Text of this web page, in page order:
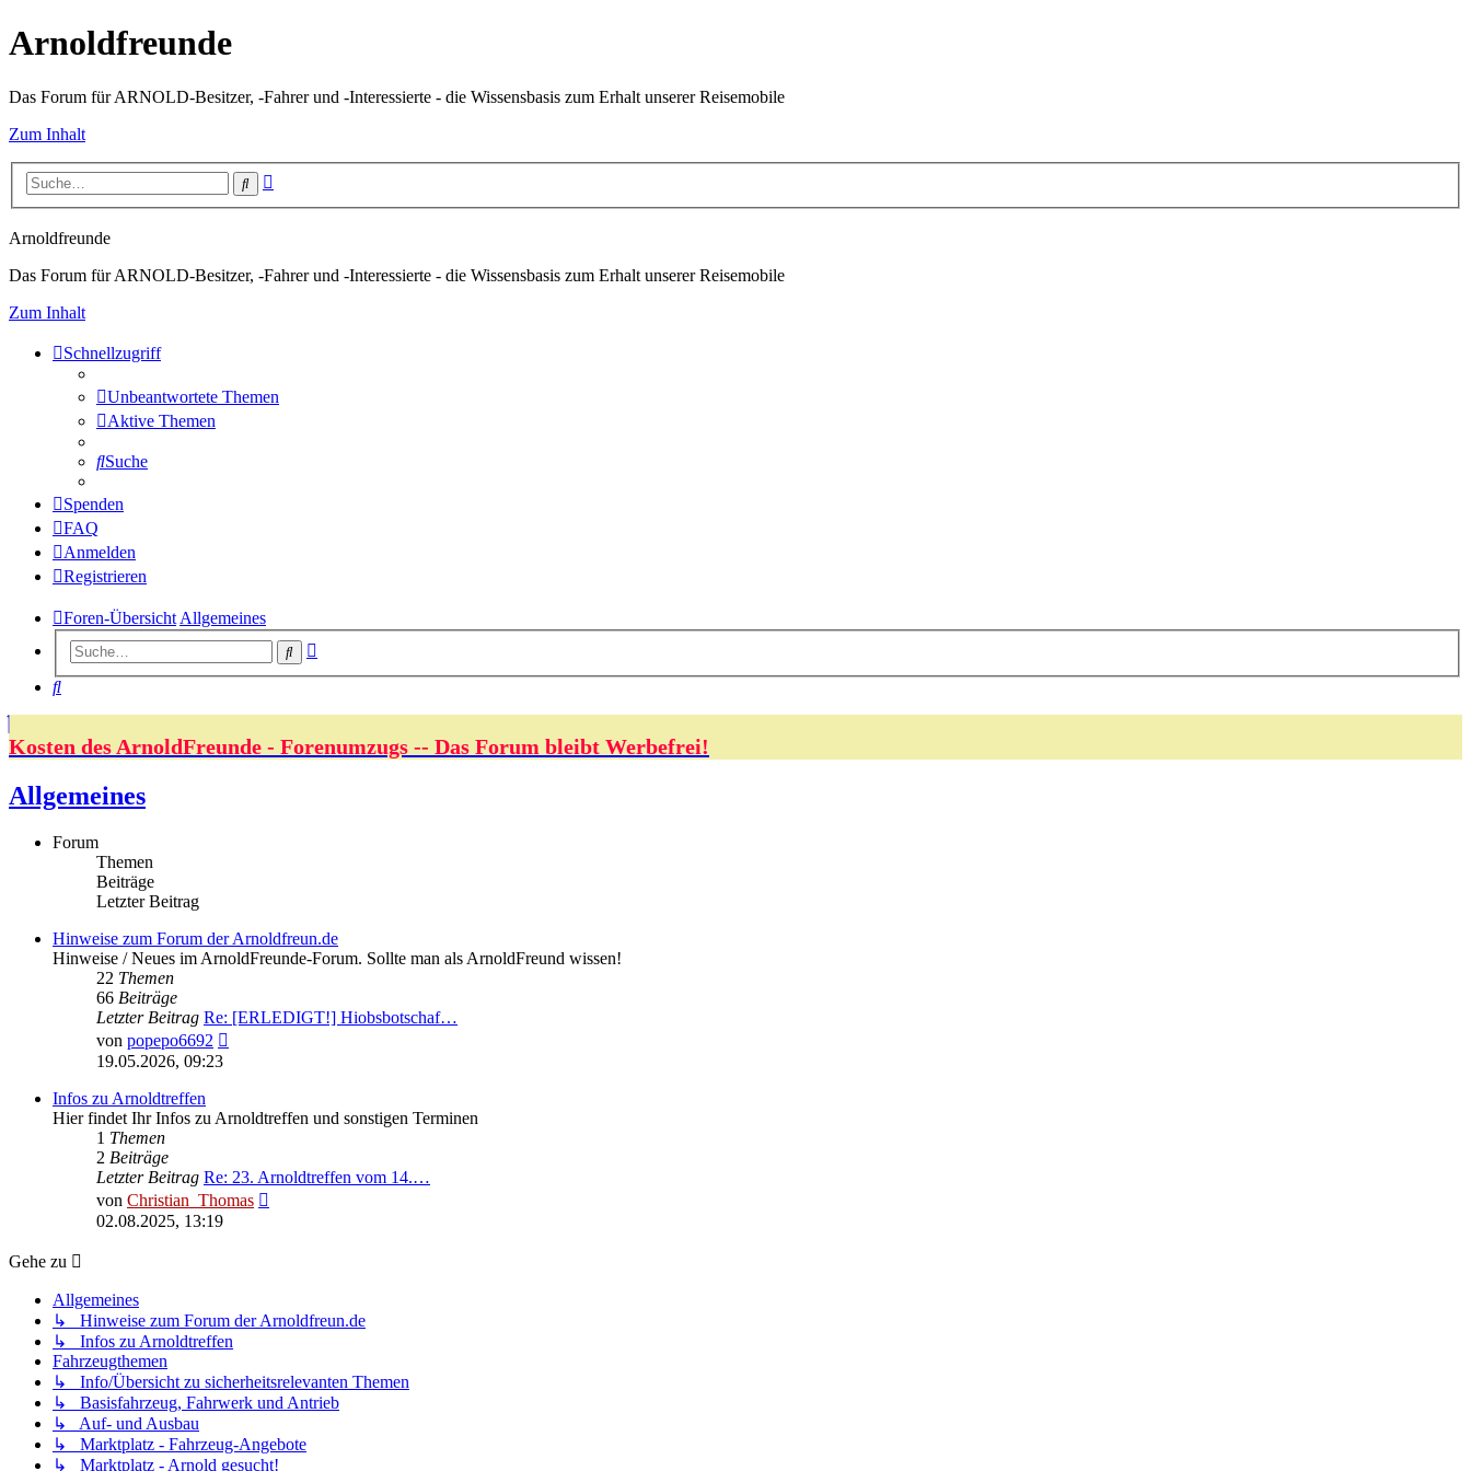
Arnoldfreunde
Das Forum für ARNOLD-Besitzer, -Fahrer und -Interessierte - die Wissensbasis zum Erhalt unserer Reisemobile
Zum Inhalt
Suche
Arnoldfreunde
Das Forum für ARNOLD-Besitzer, -Fahrer und -Interessierte - die Wissensbasis zum Erhalt unserer Reisemobile
Zum Inhalt
Schnellzugriff
Unbeantwortete Themen
Aktive Themen
Suche
Spenden
FAQ
Anmelden
Registrieren
Foren-ÜbersichtAllgemeines
Suche
Suche
Kosten des ArnoldFreunde - Forenumzugs -- Das Forum bleibt Werbefrei!
Allgemeines
Forum
Themen
Beiträge
Letzter Beitrag
Hinweise zum Forum der Arnoldfreun.de
Hinweise / Neues im ArnoldFreunde-Forum. Sollte man als ArnoldFreund wissen!
22 Themen
66 Beiträge
Letzter Beitrag Re: [ERLEDIGT!] Hiobsbotschaf…
von popepo6692
19.05.2026, 09:23
Infos zu Arnoldtreffen
Hier findet Ihr Infos zu Arnoldtreffen und sonstigen Terminen
1 Themen
2 Beiträge
Letzter Beitrag Re: 23. Arnoldtreffen vom 14.…
von Christian_Thomas
02.08.2025, 13:19
Gehe zu
Allgemeines
↳ Hinweise zum Forum der Arnoldfreun.de
↳ Infos zu Arnoldtreffen
Fahrzeugthemen
↳ Info/Übersicht zu sicherheitsrelevanten Themen
↳ Basisfahrzeug, Fahrwerk und Antrieb
↳ Auf- und Ausbau
↳ Marktplatz - Fahrzeug-Angebote
↳ Marktplatz - Arnold gesucht!